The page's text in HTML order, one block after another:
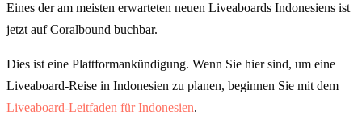
Eines der am meisten erwarteten neuen Liveaboards Indonesiens ist
jetzt auf Coralbound buchbar.
Dies ist eine Plattformankündigung. Wenn Sie hier sind, um eine
Liveaboard-Reise in Indonesien zu planen, beginnen Sie mit dem
Liveaboard-Leitfaden für Indonesien.